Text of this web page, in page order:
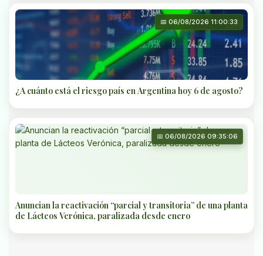
📅 06/08/2026 11:00:33
¿A cuánto está el riesgo país en Argentina hoy 6 de agosto?
📅 06/08/2026 09:35:06
Anuncian la reactivación “parcial y transitoria” de una planta
de Lácteos Verónica, paralizada desde enero